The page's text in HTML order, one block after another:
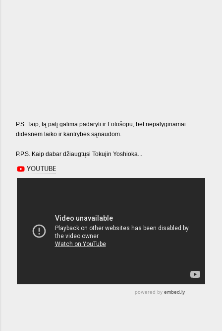
P.S. Taip, tą patį galima padaryti ir Fotošopu, bet nepalyginamai
didesnėm laiko ir kantrybės sąnaudom.
P.P.S. Kaip dabar džiaugtųsi Tokujin Yoshioka...